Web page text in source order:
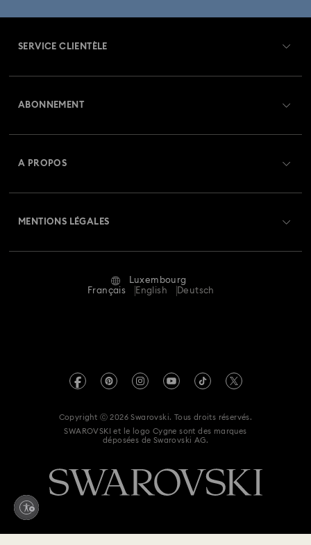
SERVICE CLIENTÈLE
Retours et échanges
Statut de réparation
Contactez-Nous
Réservez un rendez-vous
ABONNEMENT
A PROPOS
Code of Conduct & Policies
MENTIONS LÉGALES
Conditions Générales
Déclaration d'accessibilité
données
Renoncer au contrat ici
Luxembourg
Français
English Deutsch
Copyright ⓒ 2026 Swarovski. Tous droits réservés.
SWAROVSKI et le logo Cygne sont des marques
déposées de Swarovski AG.